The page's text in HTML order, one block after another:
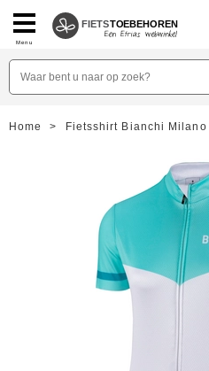
Menu
FIETSTOEBEHOREN
Home > Fietsshirt Bianchi